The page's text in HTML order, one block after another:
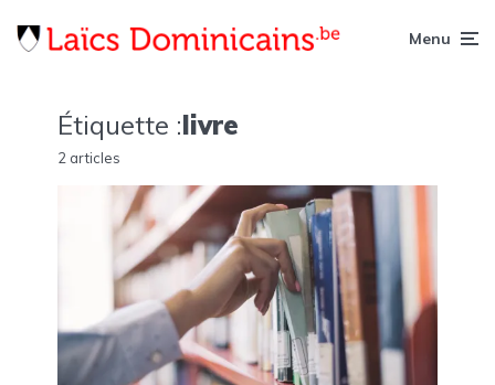
Menu
Étiquette :livre
2 articles